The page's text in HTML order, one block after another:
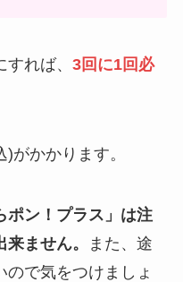
れば、 3回に1回必
がかかります。
ポン！プラス」は注
ません。
また、途
で気をつけましょ